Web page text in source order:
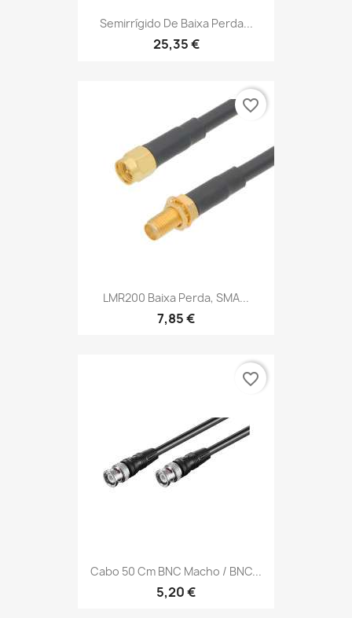
Semirrígido De Baixa Perda...
25,35 €
LMR200 Baixa Perda, SMA...
7,85 €
favorite_border
Cabo 50 Cm BNC Macho / BNC...
5,20 €
favorite_border